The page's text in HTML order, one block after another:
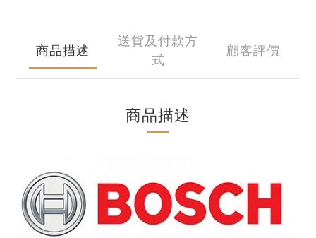
商品描述
送貨及付款方
式
顧客評價
商品描述